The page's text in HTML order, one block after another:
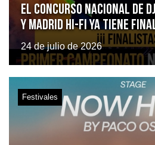
El Concurso Nacional de
y Madrid Hi-Fi ya tiene
24 de julio de 2026
Festivales